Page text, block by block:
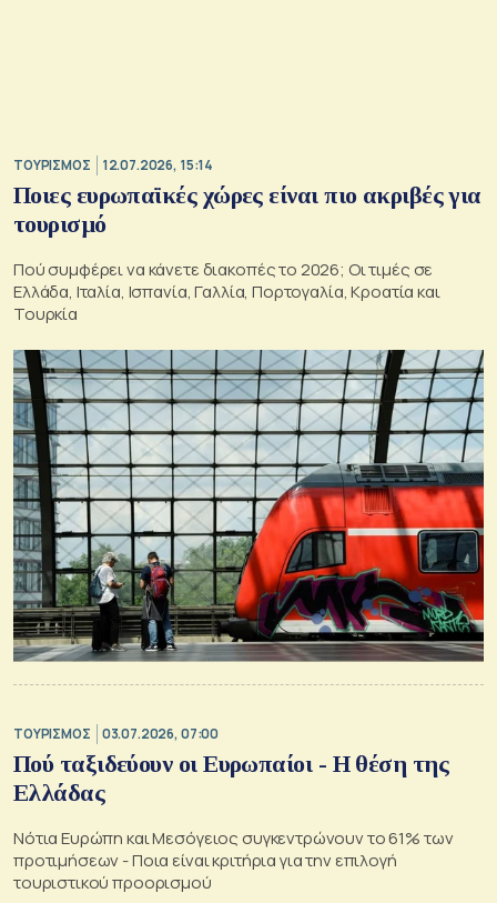
ΤΟΥΡΙΣΜΟΣ 12.07.2026, 15:14
Ποιες ευρωπαϊκές χώρες είναι πιο ακριβές για
τουρισμό
Πού συμφέρει να κάνετε διακοπές το 2026; Οι τιμές σε
Ελλάδα, Ιταλία, Ισπανία, Γαλλία, Πορτογαλία, Κροατία και
Τουρκία
ΤΟΥΡΙΣΜΟΣ 03.07.2026, 07:00
Πού ταξιδεύουν οι Ευρωπαίοι - Η θέση της
Ελλάδας
Νότια Ευρώπη και Μεσόγειος συγκεντρώνουν το 61% των
προτιμήσεων - Ποια είναι κριτήρια για την επιλογή
τουριστικού προορισμού